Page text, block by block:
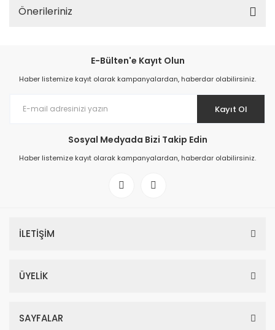
Önerileriniz
E-Bülten'e Kayıt Olun
Haber listemize kayıt olarak kampanyalardan, haberdar olabilirsiniz.
Kayıt Ol
Sosyal Medyada Bizi Takip Edin
Haber listemize kayıt olarak kampanyalardan, haberdar olabilirsiniz.
İLETİŞİM
ÜYELİK
SAYFALAR